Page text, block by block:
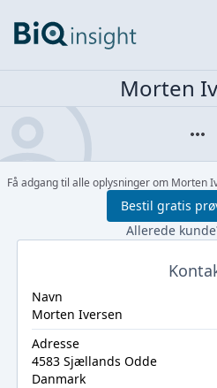
Morten
Få adgang til alle oplysninger om Morten
Bestil gratis
Allerede
Navn
Morten Iversen
Adresse
4583 Sjællands Odde
Danmark